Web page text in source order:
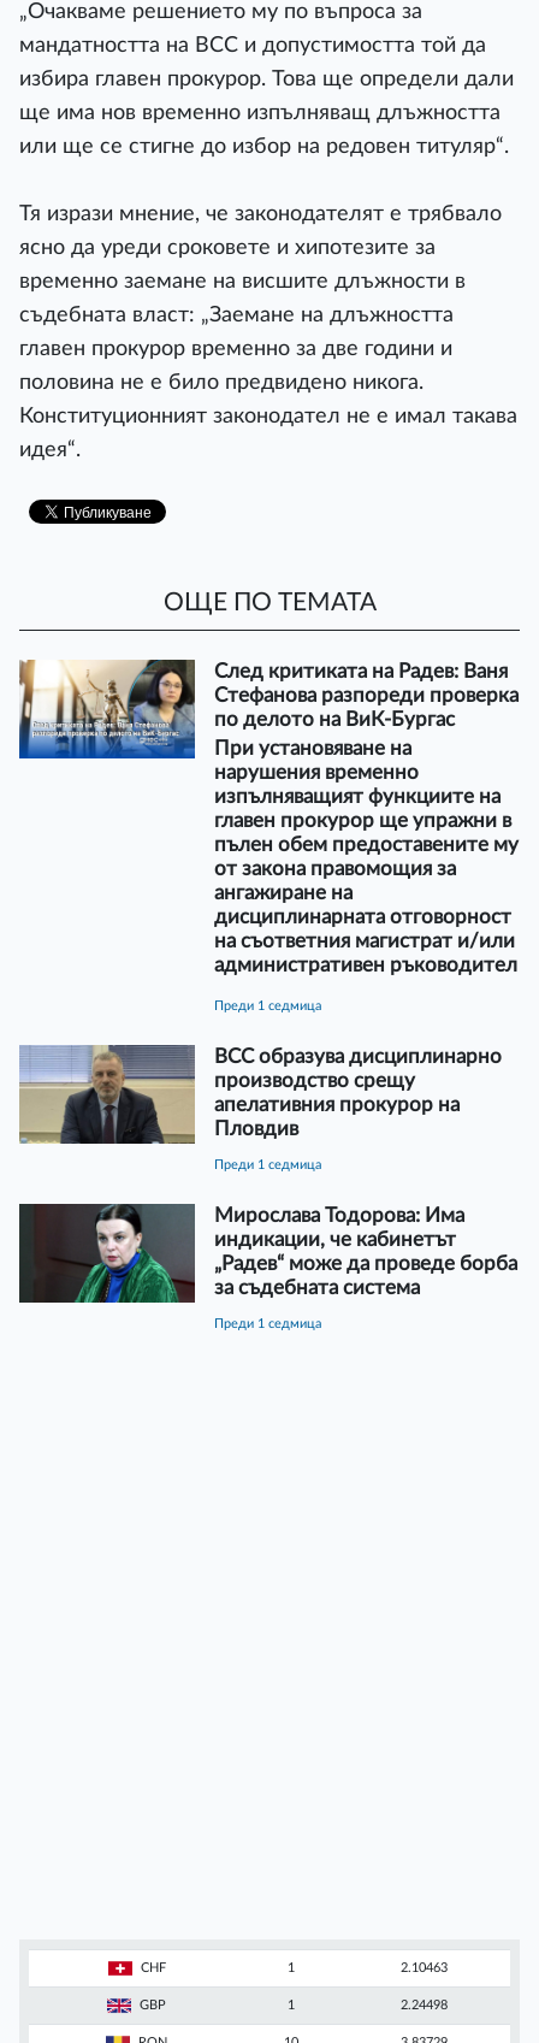
„Очакваме решението му по въпроса за
мандатността на ВСС и допустимостта той да
избира главен прокурор. Това ще определи дали
ще има нов временно изпълняващ длъжността
или ще се стигне до избор на редовен титуляр“.
Тя изрази мнение, че законодателят е трябвало
ясно да уреди сроковете и хипотезите за
временно заемане на висшите длъжности в
съдебната власт: „Заемане на длъжността
главен прокурор временно за две години и
половина не е било предвидено никога.
Конституционният законодател не е имал такава
идея“.
ОЩЕ ПО ТЕМАТА
След критиката на Радев: Ваня
Стефанова разпореди проверка
по делото на ВиК-Бургас
При установяване на
нарушения временно
изпълняващият функциите на
главен прокурор ще упражни в
пълен обем предоставените му
от закона правомощия за
ангажиране на
дисциплинарната отговорност
на съответния магистрат и/или
административен ръководител
преди 1 седмица
ВСС образува дисциплинарно
производство срещу
апелативния прокурор на
Пловдив
преди 1 седмица
Мирослава Тодорова: Има
индикации, че кабинетът
„Радев“ може да проведе борба
за съдебната система
преди 1 седмица
CHF 1 2.10463
GBP 1 2.24498